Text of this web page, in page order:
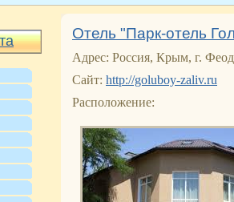
Отель "Парк-отель
Адрес: Россия, Крым, г.
Сайт: http://goluboy-zaliv.ru
Расположение: